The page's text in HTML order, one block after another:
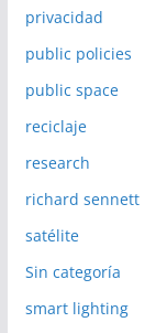
privacidad
public policies
public space
reciclaje
research
richard sennett
satélite
Sin categoría
smart lighting